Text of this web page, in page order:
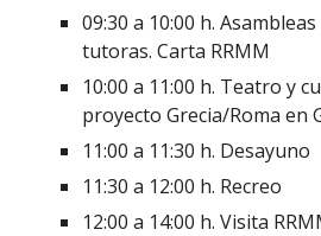
09:30 a 10:00 h.
tutoras. Carta RRMM
10:00 a 11:00 h. Teatro y
proyecto Grecia/Roma en
11:00 a 11:30 h. Desayuno
11:30 a 12:00 h. Recreo
12:00 a 14:00 h. Visita